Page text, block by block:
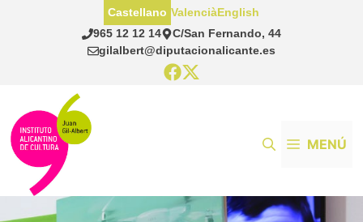
965 12 12 14
C/San Fernando, 44
gilalbert@diputacionalicante.es
Castellano ValenciàEnglish
MENÚ